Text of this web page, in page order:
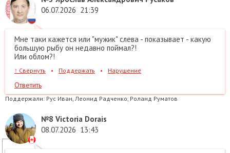
06.07.2026 21:39
Мне таки кажется или "мужик" слева - показывает - какую
большую рыбу он недавно поймал?!
Или облом?!
↑ Свернуть • Поддержать • Нарушение
Ответить
Поддержали: Рус Иван, Леонид Радченко, Роланд Руматов
№8 Victoria Dorais
08.07.2026 13:43